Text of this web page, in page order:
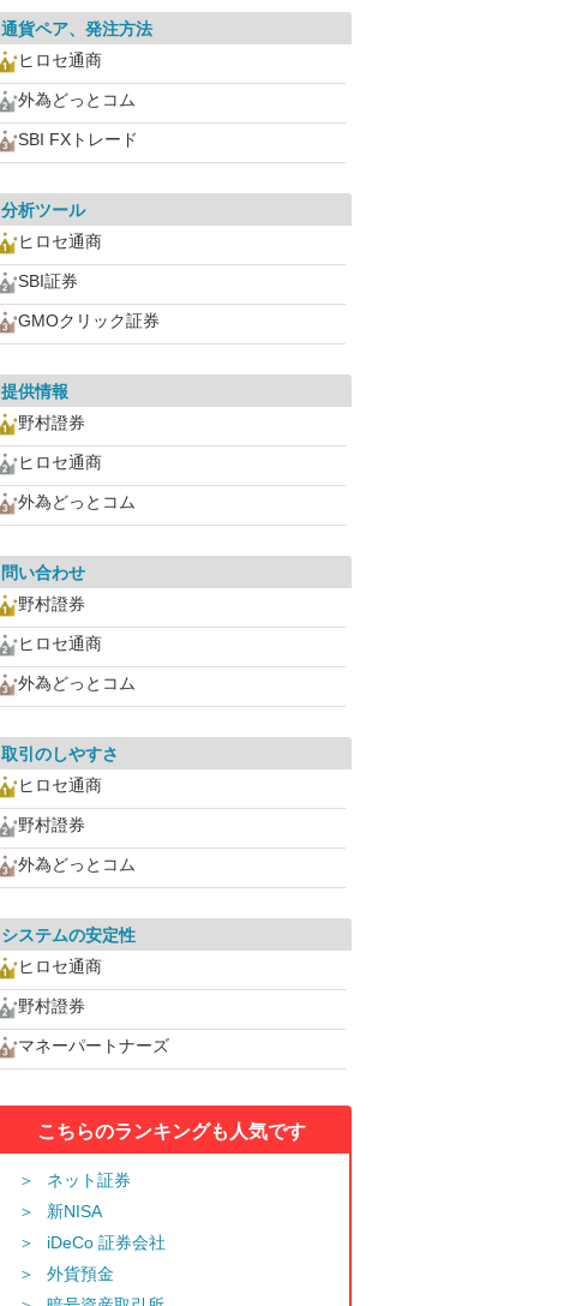
通貨ペア、発注方法
ヒロセ通商
外為どっとコム
SBI FXトレード
分析ツール
ヒロセ通商
SBI証券
GMOクリック証券
提供情報
野村證券
ヒロセ通商
外為どっとコム
問い合わせ
野村證券
ヒロセ通商
外為どっとコム
取引のしやすさ
ヒロセ通商
野村證券
外為どっとコム
システムの安定性
ヒロセ通商
野村證券
マネーパートナーズ
こちらのランキングも人気です
ネット証券
新NISA
iDeCo 証券会社
外貨預金